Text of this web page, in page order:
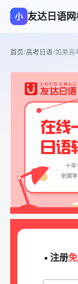
小 友达日语
首页/高考日语/如果高
• 注册